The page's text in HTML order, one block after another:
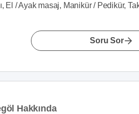
El / Ayak masaj, Manikür / Pedikür,
Soru Sor
Hakkında